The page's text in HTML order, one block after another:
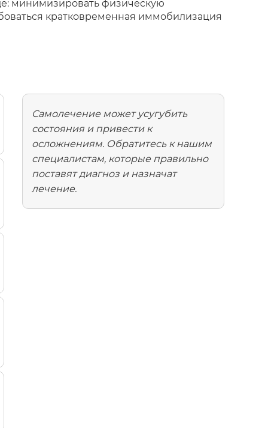
минимизировать физическую
кратковременная иммобилизация
Самолечение может усугубить
состояния и привести к
осложнениям. Обратитесь к нашим
специалистам, которые правильно
поставят диагноз и назначат
лечение.